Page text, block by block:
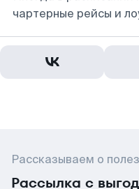
чартерные рейсы и
Рассказываем о
Рассылка с